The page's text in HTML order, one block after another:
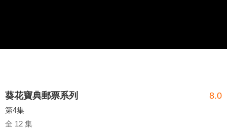
葵花寶典郵票系列 8.0
第4集
全 12 集